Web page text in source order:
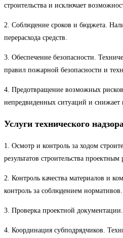
строительства и исключает
2. Соблюдение сроков и бюджета.
перерасхода средств.
3. Обеспечение безопасности.
правил пожарной безопасности и
4. Предотвращение возможных
непредвиденных ситуаций и снижает
Услуги технического
1. Осмотр и контроль за ходом
результатов строительства
2. Контроль качества материалов и
контроль за соблюдением нормативов.
3. Проверка проектной
4. Координация субподрядчиков.